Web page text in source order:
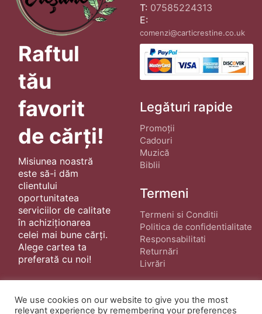
Raftul
tău
favorit
de cărți!
Misiunea noastră
este să-i dăm
clientului
oportunitatea
serviciilor de calitate
în achiziționarea
celei mai bune cărți.
Alege cartea ta
preferată cu noi!
T: 07585224313
E:
comenzi@carticrestine.co.uk
Legături rapide
Promoții
Cadouri
Muzică
Biblii
Termeni
Termeni si Conditii
Politica de confidentialitate
Responsabilitati
Returnări
Livrări
We use cookies on our website to give you the most
relevant experience by remembering your preferences